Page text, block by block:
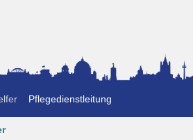
Pflegedienstleitung